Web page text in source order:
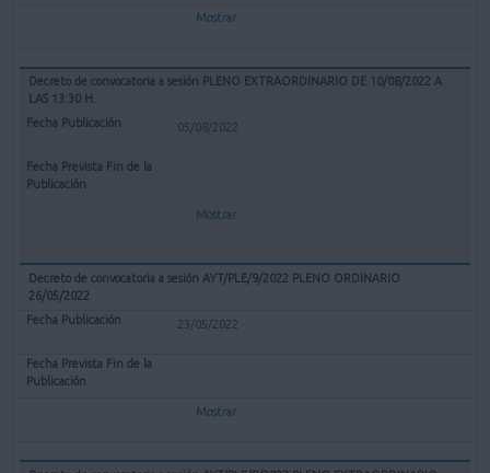
Mostrar
Decreto de convocatoria a sesión PLENO EXTRAORDINARIO DE 10/08/2022 A
LAS 13:30 H.
05/08/2022
Mostrar
Decreto de convocatoria a sesión AYT/PLE/9/2022 PLENO ORDINARIO
26/05/2022
23/05/2022
Mostrar